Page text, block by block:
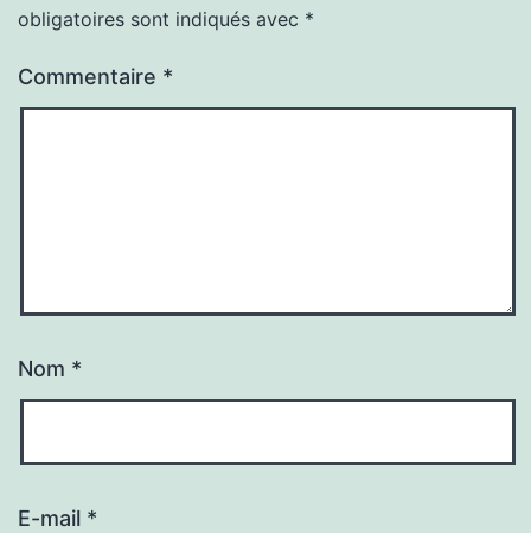
obligatoires sont indiqués avec *
Commentaire *
Nom *
E-mail *